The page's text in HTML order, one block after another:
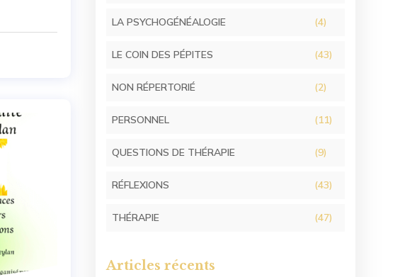
LA PSYCHOGÉNÉALOGIE (4)
LE COIN DES PÉPITES (43)
NON RÉPERTORIÉ (2)
PERSONNEL (11)
QUESTIONS DE THÉRAPIE (9)
RÉFLEXIONS (43)
THÉRAPIE (47)
Articles récents